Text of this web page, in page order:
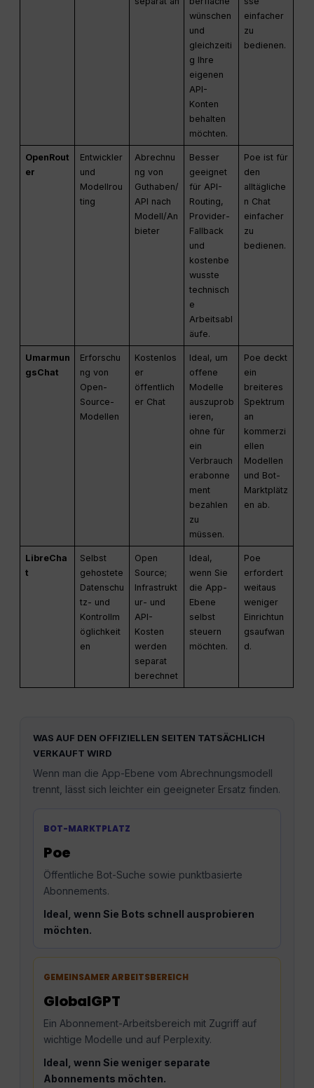
wünschen
und
gleichzeiti
g Ihre
eigenen
API-
Konten
behalten
möchten.
einfacher
zu
bedienen.
OpenRout
er
Entwickler
und
Modellrou
ting
Abrechnu
ng von
Guthaben/
API nach
Modell/An
bieter
Besser
geeignet
für API-
Routing,
Provider-
Fallback
und
kostenbe
wusste
technisch
e
Arbeitsabl
äufe.
Poe ist für
den
alltägliche
n Chat
einfacher
zu
bedienen.
Umarmun
gsChat
Erforschu
ng von
Open-
Source-
Modellen
Kostenlos
er
öffentlich
er Chat
Ideal, um
offene
Modelle
auszuprob
ieren,
ohne für
ein
Verbrauch
erabonne
ment
bezahlen
zu
müssen.
Poe deckt
ein
breiteres
Spektrum
an
kommerzi
ellen
Modellen
und Bot-
Marktplätz
en ab.
LibreCha
t
Selbst
gehostete
Datenschu
tz- und
Kontrollm
öglichkeit
en
Open
Source;
Infrastrukt
ur- und
API-
Kosten
werden
separat
berechnet
Ideal,
wenn Sie
die App-
Ebene
selbst
steuern
möchten.
Poe
erfordert
weitaus
weniger
Einrichtun
gsaufwan
d.
WAS AUF DEN OFFIZIELLEN SEITEN TATSÄCHLICH
VERKAUFT WIRD
Wenn man die App-Ebene vom Abrechnungsmodell
trennt, lässt sich leichter ein geeigneter Ersatz finden.
BOT-MARKTPLATZ
Poe
Öffentliche Bot-Suche sowie punktbasierte
Abonnements.
Ideal, wenn Sie Bots schnell ausprobieren
möchten.
GEMEINSAMER ARBEITSBEREICH
GlobalGPT
Ein Abonnement-Arbeitsbereich mit Zugriff auf
wichtige Modelle und auf Perplexity.
Ideal, wenn Sie weniger separate
Abonnements möchten.